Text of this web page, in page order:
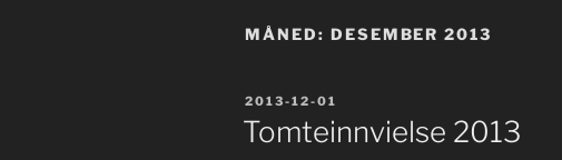
MÅNED: DESEMBER 2013
PUBLISERT
2013-12-01
Tomteinnvielse 2013